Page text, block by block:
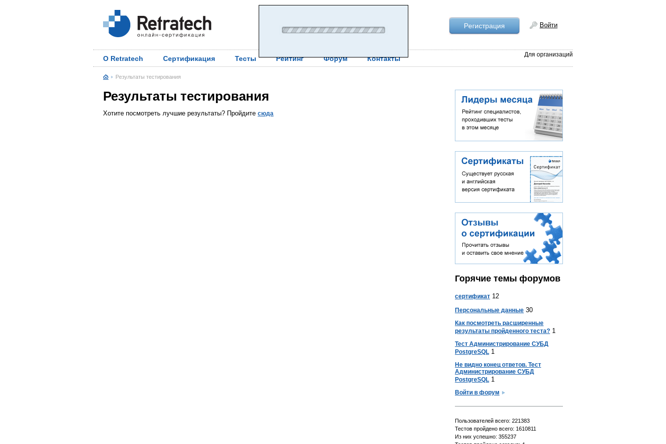
Рeгистрация Войти
Для организаций
О Retratech Сертификация Тесты Рейтинг Форум Контакты
Результаты тестирования
Результаты тестирования
Хотите посмотреть лучшие результаты? Пройдите сюда
Горячие темы форумов
сертификат 12
Персональные данные 30
Как посмотреть расширенные
результаты пройденного теста? 1
Тест Администрирование СУБД
PostgreSQL 1
Не видно конец ответов. Тест
Администрирование СУБД
PostgreSQL 1
Войти в форум
Пользователей всего: 221383
Тестов пройдено всего: 1610811
Из них успешно: 355237